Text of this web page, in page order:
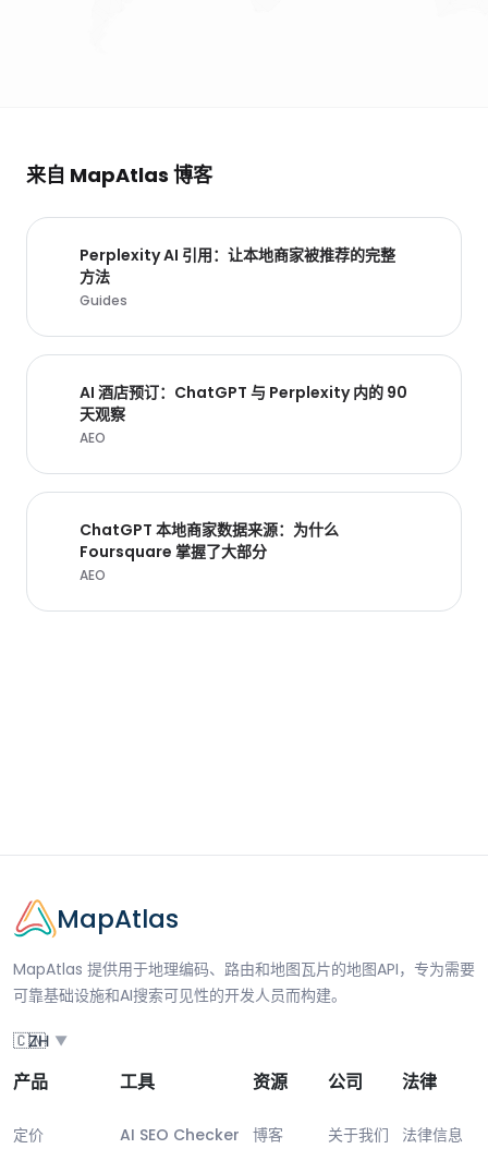
来自 MapAtlas 博客
Perplexity AI 引用：让本地商家被推荐的完整
方法
Guides
AI 酒店预订：ChatGPT 与 Perplexity 内的 90
天观察
AEO
ChatGPT 本地商家数据来源：为什么
Foursquare 掌握了大部分
AEO
MapAtlas
MapAtlas 提供用于地理编码、路由和地图瓦片的地图API，专为需要
可靠基础设施和AI搜索可见性的开发人员而构建。
🇨🇳
ZH ▼
产品
定价
工具
AI SEO Checker
资源
博客
公司
关于我们
法律
法律信息